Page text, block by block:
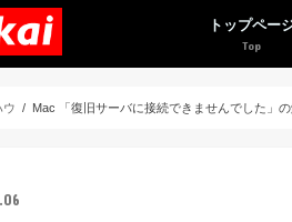
トップペー
ウ Mac 「復旧サーバに接続できませんでした」